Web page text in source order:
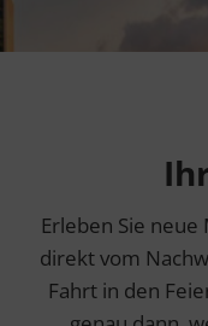
Erleben Sie
direkt vom
Fahrt in den